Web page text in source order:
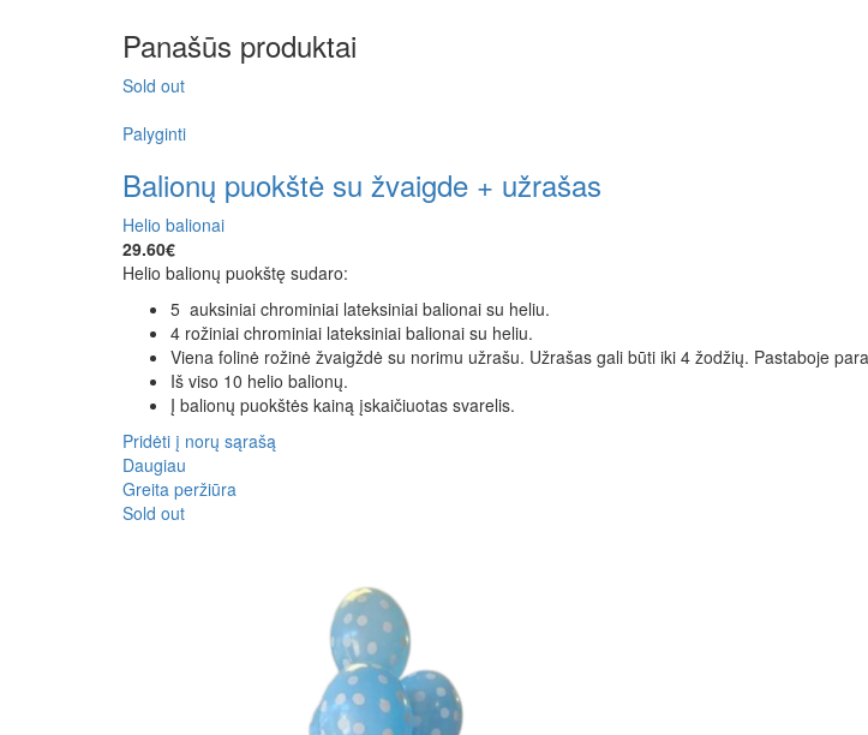
Panašūs produktai
Sold out
Palyginti
Balionų puokštė su žvaigde + užrašas
Helio balionai
29.60€
Helio balionų puokštę sudaro:
5 auksiniai chrominiai lateksiniai balionai su heliu.
4 rožiniai chrominiai lateksiniai balionai su heliu.
Viena folinė rožinė žvaigždė su norimu užrašu. Užrašas gali būti iki 4 žodžių. Pastaboje
Iš viso 10 helio balionų.
Į balionų puokštės kainą įskaičiuotas svarelis.
Pridėti į norų sąrašą
Daugiau
Greita peržiūra
Sold out